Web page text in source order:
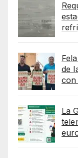
de
con
La